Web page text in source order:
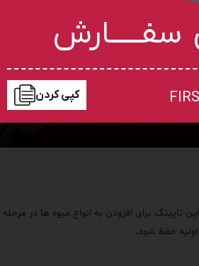
برای افزودن به انواع میوه ها در
حفظ شود.
کپی کردن